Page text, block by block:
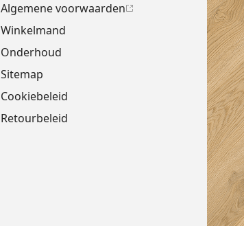
Algemene voorwaarden
Winkelmand
Onderhoud
Sitemap
Cookiebeleid
Retourbeleid